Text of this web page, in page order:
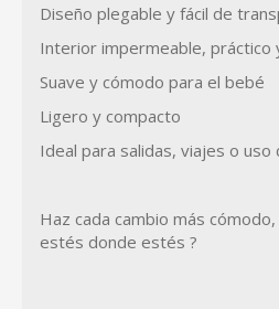
Diseño plegable y fácil de
Interior impermeable, práctico
Suave y cómodo para el bebé
Ligero y compacto
Ideal para salidas, viajes o uso
Haz cada cambio más
estés donde estés ?